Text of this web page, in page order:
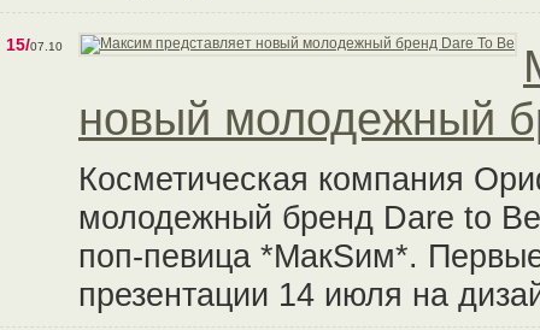
15/07.10
новый молодежный
Косметическая компания
молодежный бренд Dare to
поп-певица *МакSим*.
презентации 14 июля на